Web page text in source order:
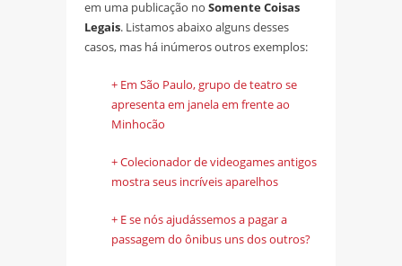
em uma publicação no Somente Coisas
Legais. Listamos abaixo alguns desses
casos, mas há inúmeros outros exemplos:
+ Em São Paulo, grupo de teatro se
apresenta em janela em frente ao
Minhocão
+ Colecionador de videogames antigos
mostra seus incríveis aparelhos
+ E se nós ajudássemos a pagar a
passagem do ônibus uns dos outros?